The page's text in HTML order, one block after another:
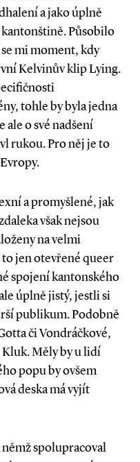
a jako úplně
Působilo
mi moment, kdy
Kelvinův klip Lying.
tohle by byla jedna
ale o své nadšení
rukou. Pro něj je to
a promyšlené, jak
však nejsou
na velmi
jen otevřené queer
spojení kantonského
úplně jistý, jestli si
publikum. Podobně
či Vondráčkové,
Měly by u lidí
popu by ovšem
deska má vyjít
němž spolupracoval